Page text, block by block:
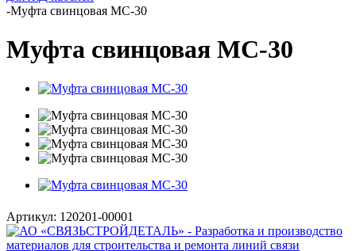
-Муфта свинцовая МС-30
Муфта свинцовая МС-30
Артикул: 120201-00001